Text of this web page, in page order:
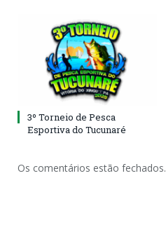
3º Torneio de Pesca
Esportiva do Tucunaré
Os comentários estão fechados.